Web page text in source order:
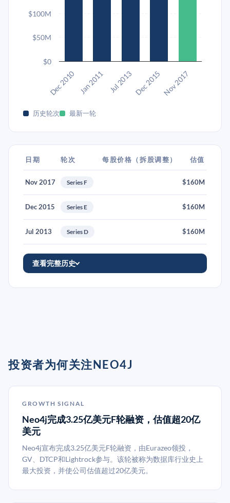
Dec 2010 Jan 2011 Jul 2013Dec 2015 Nov 2017
$0
$50M
$100M
历史轮次 最新一轮
日期 轮次 每股价格（拆股调整） 估值
Nov 2017 Series F $160M
Dec 2015 Series E $160M
Jul 2013 Series D $160M
查看完整历史
投资者为何关注NEO4J
GROWTH SIGNAL
Neo4j完成3.25亿美元F轮融资，估值超20亿
美元
Neo4j宣布完成3.25亿美元F轮融资，由Eurazeo领投，
GV、DTCP和Lightrock参与。该轮被称为数据库行业史上
最大投资，并使公司估值超过20亿美元。